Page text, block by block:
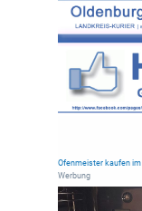
Ofenmeister kaufen im
Werbung